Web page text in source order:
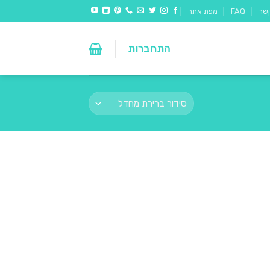
FAQ מפת אתר
התחברות